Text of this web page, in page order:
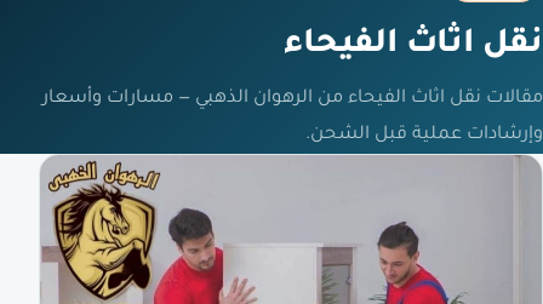
نقل اثاث الفيحاء
مقالات نقل اثاث الفيحاء من الرهوان الذهبي — مسارات وأسعار
وإرشادات عملية قبل الشحن.